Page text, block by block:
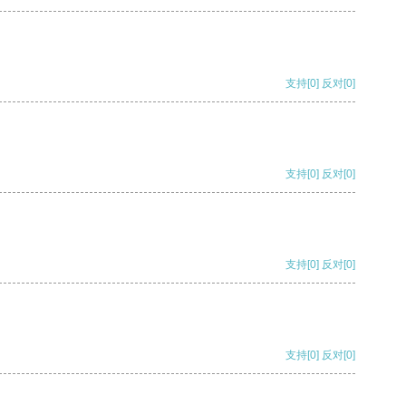
支持[0] 反对[0]
支持[0] 反对[0]
支持[0] 反对[0]
支持[0] 反对[0]